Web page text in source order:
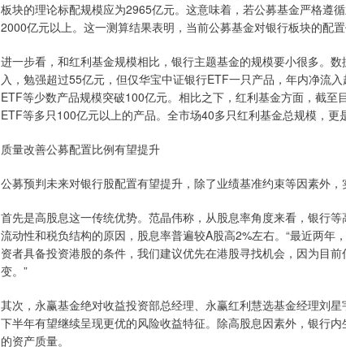
板块的理论标配规模应为2965亿元。这意味着，若公募基金严格遵
2000亿元以上。这一测算结果表明，当前公募基金对银行板块的配置
进一步看，和红利基金规模相比，银行主题基金的规模要小很多。
入，勉强超过55亿元，但仅华宝中证银行ETF一只产品，年内净流
ETF等少数产品规模突破100亿元。相比之下，红利基金方面，截
ETF等多只100亿元以上的产品。全市场40多只红利基金总规模，更
质量改善公募配置比例有望提升
公募预判未来对银行股配置有望提升，除了业绩基准约束等因素外，
首先是高股息这一传统优势。范晶伟称，从股息率角度来看，银行
流动性和税负结构的原因，股息率普遍较A股高2%左右。“最近两
资者具备投资港股的条件，我们建议优先在港股寻找机会，因为目
变。”
其次，永赢基金绝对收益投资部总经理、永赢红利慧选基金经理刘
下半年有望继续呈现更优的风险收益特征。除高股息因素外，银行
的资产质量。